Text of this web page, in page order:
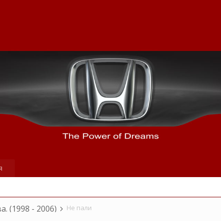
(1998 - 2006) Не пали